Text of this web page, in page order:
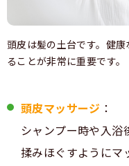
頭皮は髪の土台です。健
ることが非常に重要です。
頭皮マッサージ ：
シャンプー時や入浴
揉みほぐすようにマ